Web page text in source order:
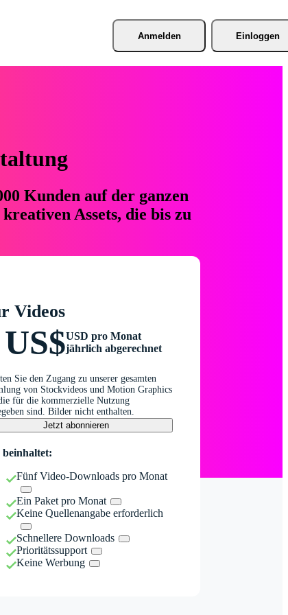
Anmelden Einloggen
Kunden auf der ganzen
Assets, die bis zu
Videos
USD pro Monat
jährlich abgerechnet
Sie den Zugang zu unserer gesamten
von Stockvideos und Motion Graphics
für die kommerzielle Nutzung
sind. Bilder nicht enthalten.
Jetzt abonnieren
beinhaltet:
Fünf Video-Downloads pro Monat
Ein Paket pro Monat
Keine Quellenangabe erforderlich
Schnellere Downloads
Prioritätssupport
Keine Werbung